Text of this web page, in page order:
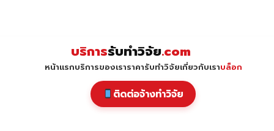
บริการรับทำวิจัย.com
หน้าแรกบริการของเราราคารับทำวิจัยเกี่ยวกับเราบล็อก
ติดต่อจ้างทำวิจัย